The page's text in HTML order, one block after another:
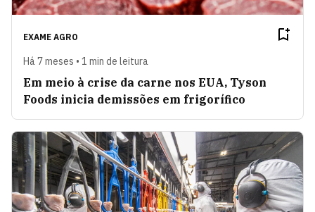
EXAME AGRO
Há 7 meses • 1 min de leitura
Em meio à crise da carne nos EUA, Tyson
Foods inicia demissões em frigorífico